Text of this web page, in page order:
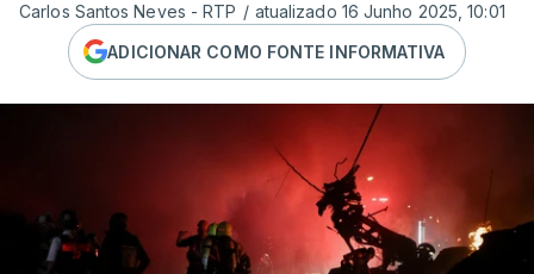
Carlos Santos Neves - RTP / atualizado 16 Junho 2025, 10:01
ADICIONAR COMO FONTE INFORMATIVA